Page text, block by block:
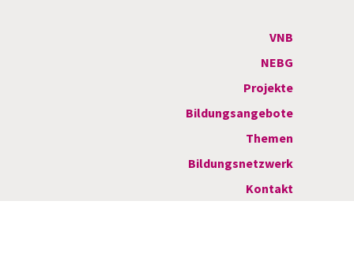
VNB
NEBG
Projekte
Bildungsangebote
Themen
Bildungsnetzwerk
Kontakt